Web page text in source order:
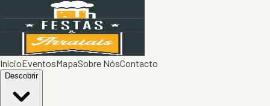
InícioEventosMapaSobre NósContacto
Descobrir